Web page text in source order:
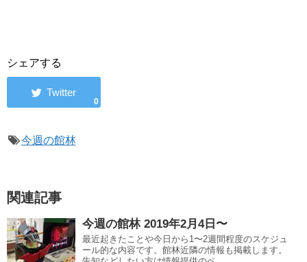
シェアする
0
今週の館林
関連記事
今週の館林 2019年2月4日〜
最近起きたことや今日から1〜2週間程度のスケジュ
ール的な内容です。館林近隣の情報も掲載します。